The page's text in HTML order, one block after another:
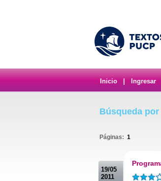
Inicio Ingresar
Búsqueda
Páginas: 1
19/05
2011